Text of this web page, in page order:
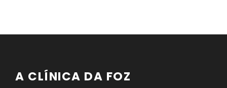
A CLÍNICA DA FOZ